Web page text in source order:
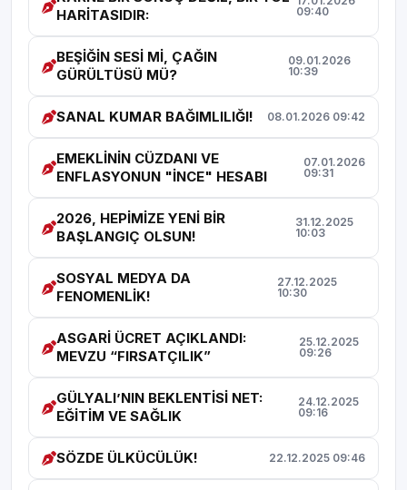
HARİTASIDIR:
09:40
BEŞİĞİN SESİ Mİ, ÇAĞIN
GÜRÜLTÜSÜ MÜ?
09.01.2026
10:39
SANAL KUMAR BAĞIMLILIĞI! 08.01.2026 09:42
EMEKLİNİN CÜZDANI VE
ENFLASYONUN "İNCE" HESABI
07.01.2026
09:31
2026, HEPİMİZE YENİ BİR
BAŞLANGIÇ OLSUN!
31.12.2025
10:03
SOSYAL MEDYA DA
FENOMENLİK!
27.12.2025
10:30
ASGARİ ÜCRET AÇIKLANDI:
MEVZU “FIRSATÇILIK”
25.12.2025
09:26
GÜLYALI’NIN BEKLENTİSİ NET:
EĞİTİM VE SAĞLIK
24.12.2025
09:16
SÖZDE ÜLKÜCÜLÜK! 22.12.2025 09:46